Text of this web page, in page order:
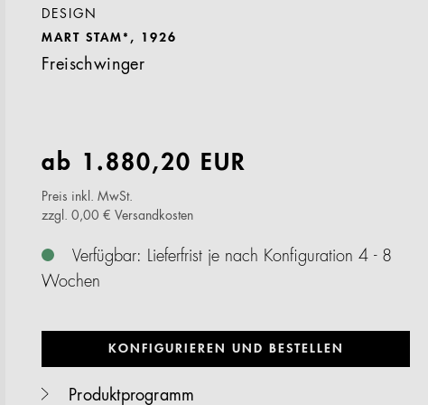
DESIGN
MART STAM*, 1926
Freischwinger
ab 1.880,20 EUR
Preis inkl. MwSt.
zzgl. 0,00 € Versandkosten
Verfügbar: Lieferfrist je nach Konfiguration 4 - 8
Wochen
KONFIGURIEREN UND BESTELLEN
Produktprogramm